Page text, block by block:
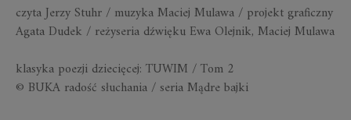
czyta Jerzy Stuhr / muzyka Maciej Mulawa / projekt graficzny
Agata Dudek / reżyseria dźwięku Ewa Olejnik, Maciej Mulawa
klasyka poezji dziecięcej: TUWIM / Tom 2
© BUKA radość słuchania / seriaMądre bajki